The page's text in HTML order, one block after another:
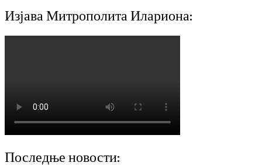
Изјава Митрополита Илариона:
Последње новости: